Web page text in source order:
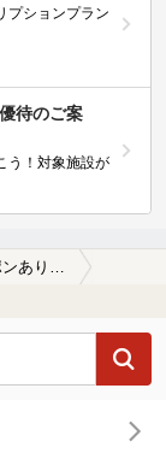
プションプラン
待のご案
う！対象施設が